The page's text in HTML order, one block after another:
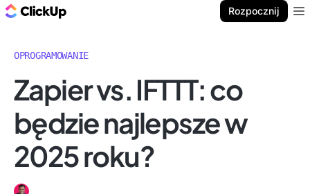
Rozpocznij
OPROGRAMOWANIE
Zapier vs. IFTTT: co
będzie najlepsze w
2025 roku?